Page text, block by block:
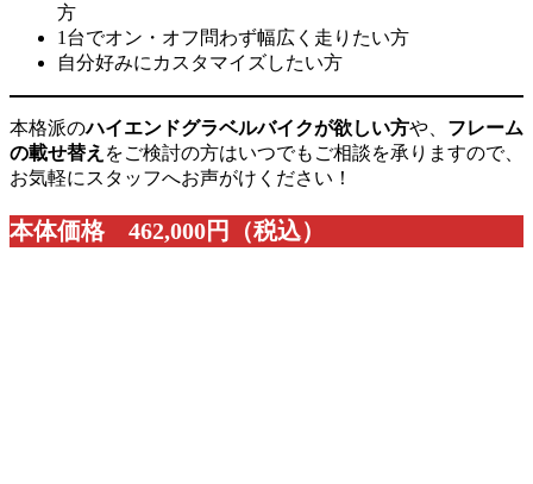
方
1台でオン・オフ問わず幅広く走りたい方
自分好みにカスタマイズしたい方
本格派のハイエンドグラベルバイクが欲しい方や、 フレーム
の載せ替え をご検討の方はいつでもご相談を承りますので、
お気軽にスタッフへお声がけください！
本体価格 462,000円（税込）